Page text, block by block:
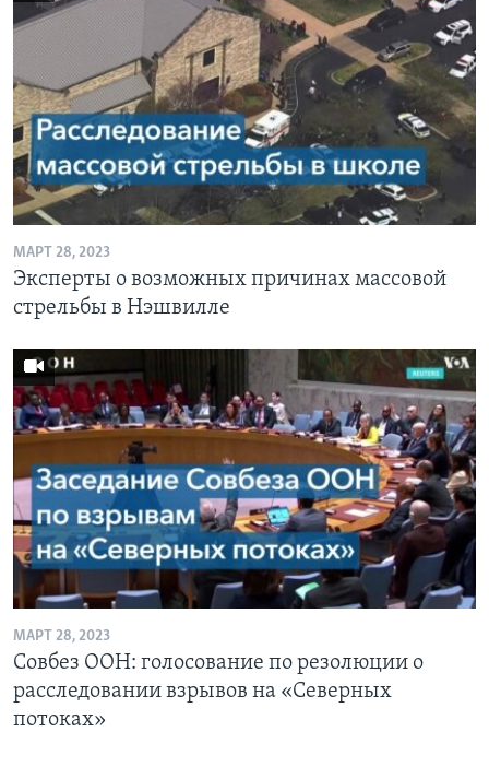
МАРТ 28, 2023
Эксперты о возможных причинах массовой
стрельбы в Нэшвилле
МАРТ 28, 2023
Совбез ООН: голосование по резолюции о
расследовании взрывов на «Северных
потоках»